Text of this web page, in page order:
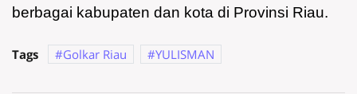
berbagai kabupaten dan kota di Provinsi Riau.
Tags Golkar Riau YULISMAN